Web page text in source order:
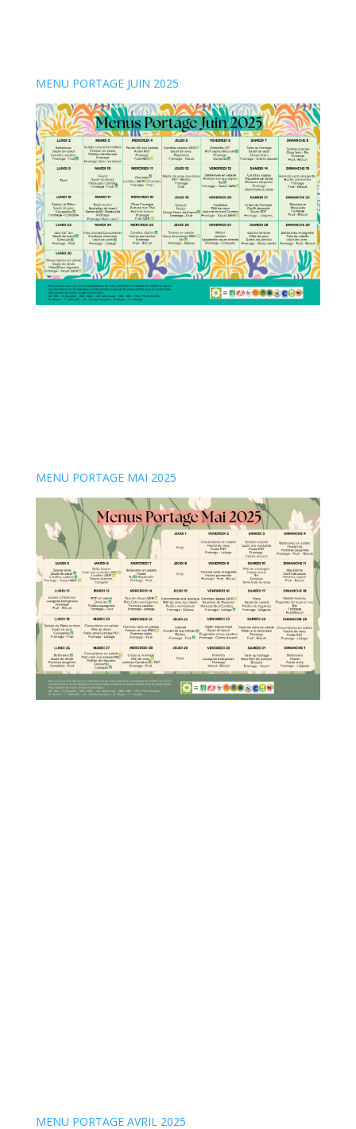
MENU PORTAGE JUIN 2025
MENU PORTAGE MAI 2025
MENU PORTAGE AVRIL 2025